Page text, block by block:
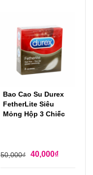
Bao Cao Su Durex
FetherLite Siêu
Mỏng Hộp 3 Chiếc
50,000₫ 40,000₫